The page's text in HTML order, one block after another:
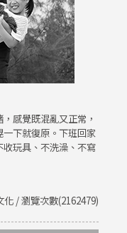
感覺既混亂又正常，
下就復原。下班回家
玩具、不洗澡、不寫
化 / 瀏覽次數(2162479)